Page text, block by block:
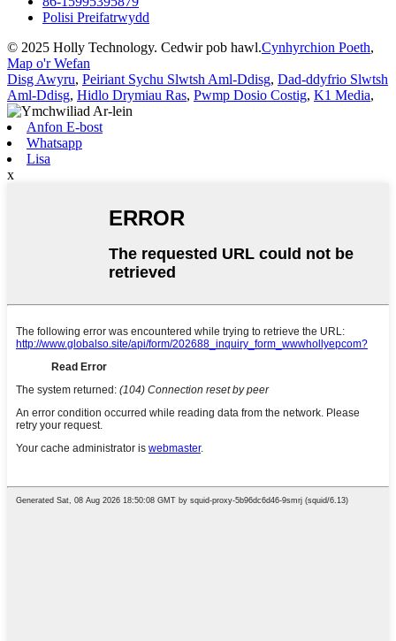
Polisi Preifatrwydd
© 2025 Holly Technology. Cedwir pob hawl.Cynhyrchion Poeth,
Map o'r Wefan
Disg Awyru, Peiriant Sychu Slwtsh Aml-Ddisg, Dad-ddyfrio Slwtsh
Aml-Ddisg, Hidlo Drymiau Ras, Pwmp Dosio Costig, K1 Media,
Anfon E-bost
Whatsapp
Lisa
x